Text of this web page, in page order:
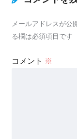
メールアドレスが公
る欄は必須項目です
コメント ※